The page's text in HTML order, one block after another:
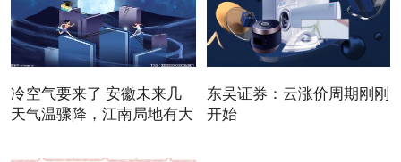
冷空气要来了 安徽未来几
天气温骤降，江南局地有大
东吴证券：云涨价周期刚刚
开始